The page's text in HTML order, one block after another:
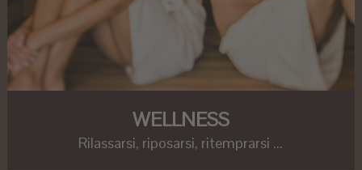
WELLNESS
Rilassarsi, riposarsi, ritemprarsi ...